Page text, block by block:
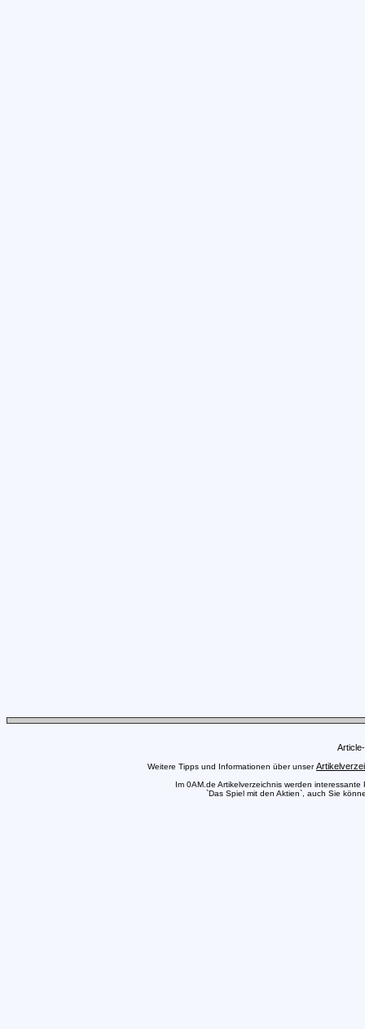
Weitere Tipps und Informationen über unser
Im 0AM.de Artikelverzeichnis werden
`Das Spiel mit den Aktien`, auch Sie